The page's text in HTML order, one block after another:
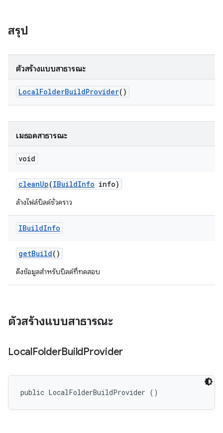
สรุป
ตัวสร้างแบบสาธารณะ
LocalFolderBuildProvider()
เมธอดสาธารณะ
void
cleanUp(IBuildInfo info)
ล้างไฟล์บิลด์ชั่วคราว
IBuildInfo
getBuild()
ดึงข้อมูลสําหรับบิลด์ที่ทดสอบ
ตัวสร้างแบบสาธารณะ
LocalFolderBuildProvider
public LocalFolderBuildProvider ()